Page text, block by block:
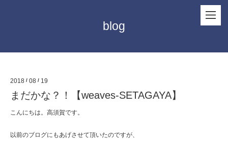
blog
2018 / 08 / 19
まだかな？！【weaves-SETAGAYA】
こんにちは。高須賀です。
以前のブログにもあげさせて頂いたのですが、